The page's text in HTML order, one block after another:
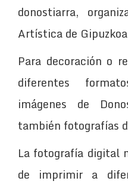
donostiarra,
Artística de
Para decoración o
diferentes
imágenes de
también fotografías
La fotografía digital
de imprimir a